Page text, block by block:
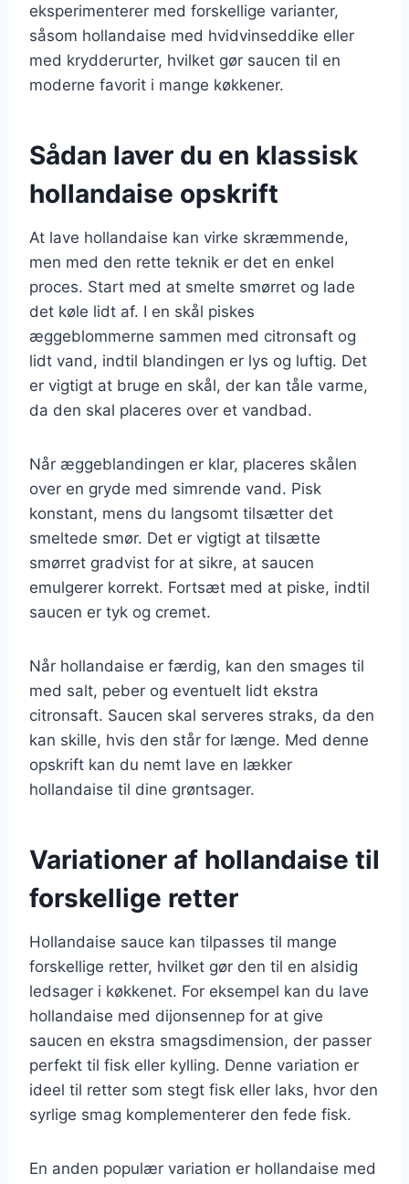
eksperimenterer med forskellige varianter,
såsom hollandaise med hvidvinseddike eller
med krydderurter, hvilket gør saucen til en
moderne favorit i mange køkkener.
Sådan laver du en klassisk
hollandaise opskrift
At lave hollandaise kan virke skræmmende,
men med den rette teknik er det en enkel
proces. Start med at smelte smørret og lade
det køle lidt af. I en skål piskes
æggeblommerne sammen med citronsaft og
lidt vand, indtil blandingen er lys og luftig. Det
er vigtigt at bruge en skål, der kan tåle varme,
da den skal placeres over et vandbad.
Når æggeblandingen er klar, placeres skålen
over en gryde med simrende vand. Pisk
konstant, mens du langsomt tilsætter det
smeltede smør. Det er vigtigt at tilsætte
smørret gradvist for at sikre, at saucen
emulgerer korrekt. Fortsæt med at piske, indtil
saucen er tyk og cremet.
Når hollandaise er færdig, kan den smages til
med salt, peber og eventuelt lidt ekstra
citronsaft. Saucen skal serveres straks, da den
kan skille, hvis den står for længe. Med denne
opskrift kan du nemt lave en lækker
hollandaise til dine grøntsager.
Variationer af hollandaise til
forskellige retter
Hollandaise sauce kan tilpasses til mange
forskellige retter, hvilket gør den til en alsidig
ledsager i køkkenet. For eksempel kan du lave
hollandaise med dijonsennep for at give
saucen en ekstra smagsdimension, der passer
perfekt til fisk eller kylling. Denne variation er
ideel til retter som stegt fisk eller laks, hvor den
syrlige smag komplementerer den fede fisk.
En anden populær variation er hollandaise med